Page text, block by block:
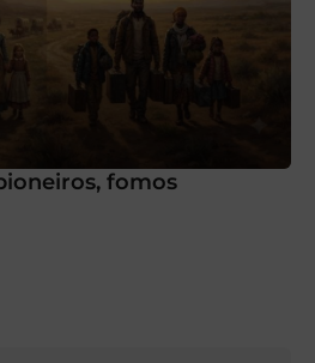
fomos